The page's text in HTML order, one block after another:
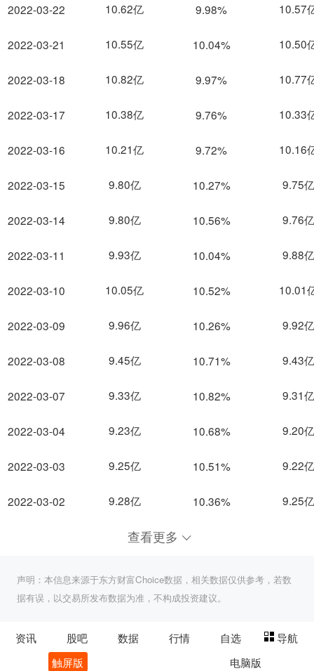
2022-03-22
2022-03-21
2022-03-18
2022-03-17
2022-03-16
2022-03-15
2022-03-14
2022-03-11
2022-03-10
2022-03-09
2022-03-08
2022-03-07
2022-03-04
2022-03-03
2022-03-02
10.62亿 9.98% 10.57
10.55亿 10.04% 10.50
10.82亿 9.97% 10.77
10.38亿 9.76% 10.33
10.21亿 9.72% 10.16
9.80亿 10.27% 9.75亿
9.80亿 10.56% 9.76亿
9.93亿 10.04% 9.88亿
10.05亿 10.52% 10.01
9.96亿 10.26% 9.92亿
9.45亿 10.71% 9.43亿
9.33亿 10.82% 9.31亿
9.23亿 10.68% 9.20亿
9.25亿 10.51% 9.22亿
9.28亿 10.36% 9.25亿
查看更多
声明：本信息来源于东方财富Choice数据，相关数据仅供参考，若数
据有误，以交易所发布数据为准，不构成投资建议。
资讯 股吧 数据 行情 自选
导航
触屏版
电脑版